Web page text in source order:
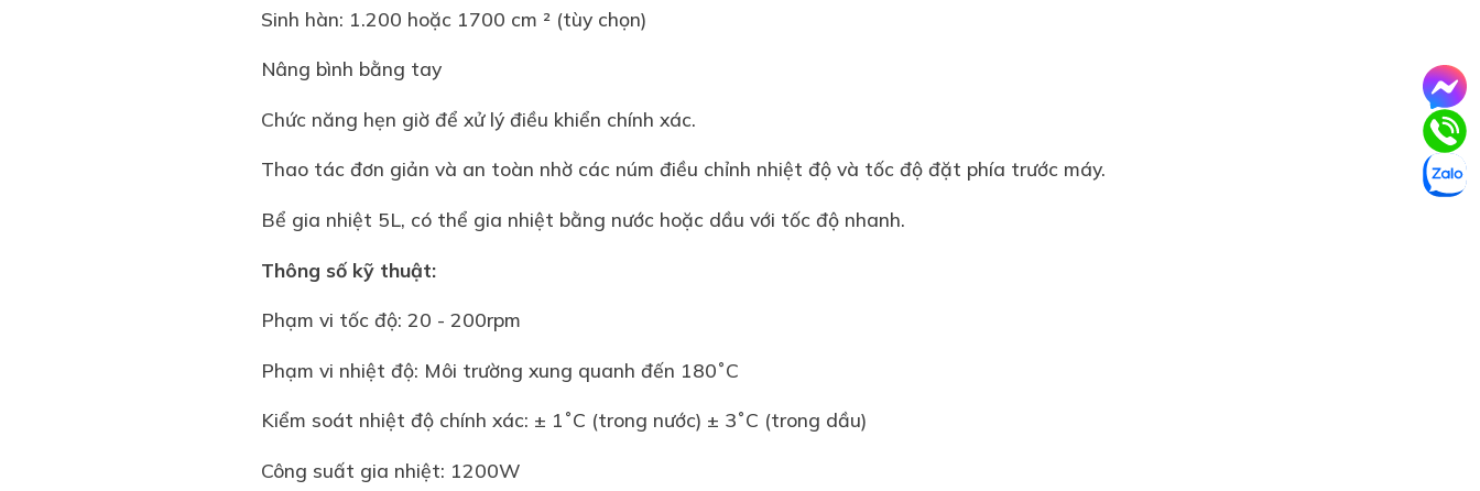
Sinh hàn: 1.200 hoặc 1700 cm ² (tùy chọn)
Nâng bình bằng tay
Chức năng hẹn giờ để xử lý điều khiển chính xác.
Thao tác đơn giản và an toàn nhờ các núm điều chỉnh nhiệt độ và tốc độ đặt phía trước máy.
Bể gia nhiệt 5L, có thể gia nhiệt bằng nước hoặc dầu với tốc độ nhanh.
Thông số kỹ thuật:
Phạm vi tốc độ: 20 - 200rpm
Phạm vi nhiệt độ: Môi trường xung quanh đến 180˚C
Kiểm soát nhiệt độ chính xác: ± 1˚C (trong nước) ± 3˚C (trong dầu)
Công suất gia nhiệt: 1200W